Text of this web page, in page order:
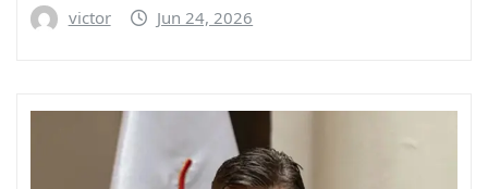
victor Jun 24, 2026